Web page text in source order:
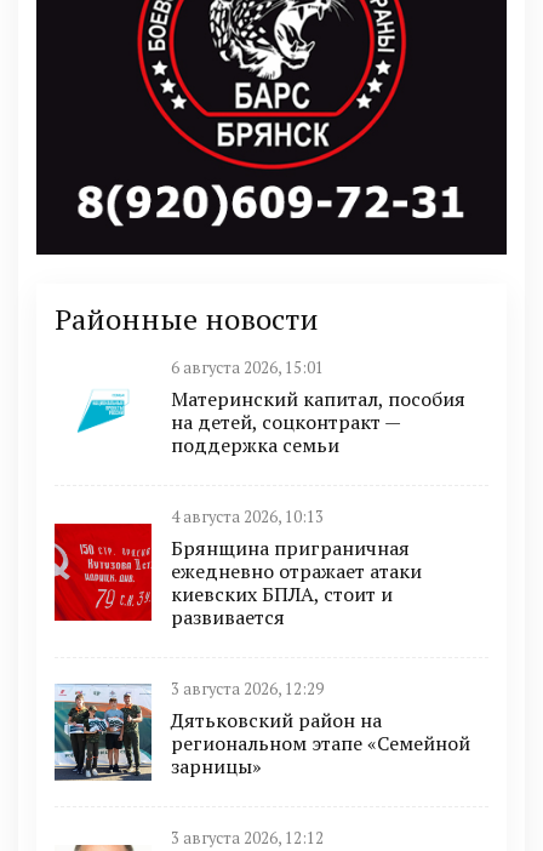
Районные новости
6 августа 2026, 15:01
Материнский капитал, пособия
на детей, соцконтракт —
поддержка семьи
4 августа 2026, 10:13
Брянщина приграничная
ежедневно отражает атаки
киевских БПЛА, стоит и
развивается
3 августа 2026, 12:29
Дятьковский район на
региональном этапе «Семейной
зарницы»
3 августа 2026, 12:12